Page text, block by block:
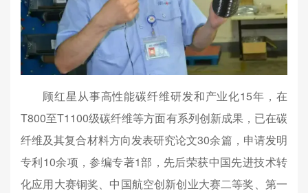
顾红星从事高性能碳纤维研发和产业化15年，在
T800至T1100级碳纤维等方面有系列创新成果，已在碳
纤维及其复合材料方向发表研究论文30余篇，申请发明
专利10余项，参编专著1部，先后荣获中国先进技术转
化应用大赛铜奖、中国航空创新创业大赛二等奖、第一